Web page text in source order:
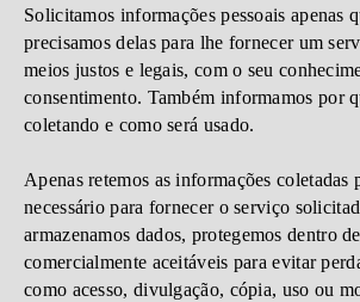
Solicitamos informações pessoais apenas
precisamos delas para lhe fornecer um
meios justos e legais, com o seu
consentimento. Também informamos por
coletando e como será usado.
Apenas retemos as informações coletadas
necessário para fornecer o serviço
armazenamos dados, protegemos dentro
comercialmente aceitáveis ​​para evitar
como acesso, divulgação, cópia, uso ou